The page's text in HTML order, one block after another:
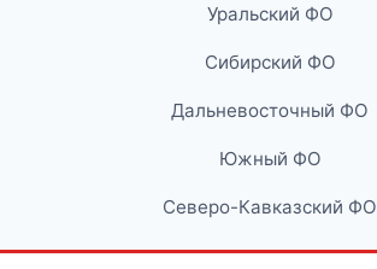
Уральский ФО
Сибирский ФО
Дальневосточный ФО
Южный ФО
Северо-Кавказский ФО